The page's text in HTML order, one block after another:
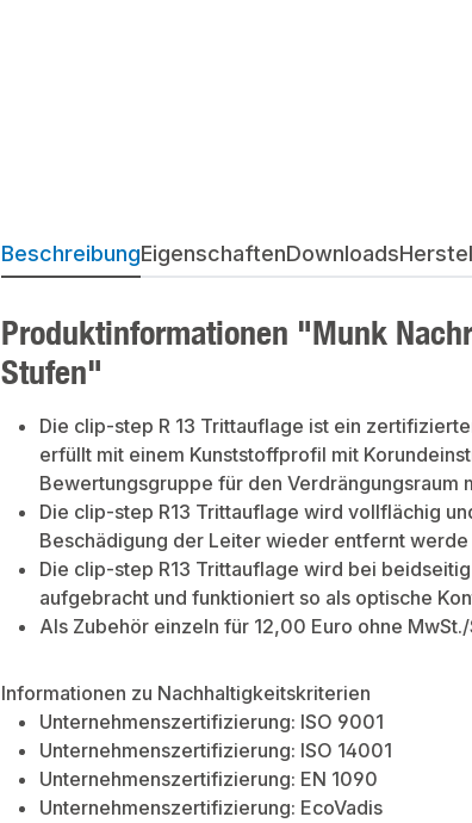
BeschreibungEigenschaftenDownloads
Produktinformationen "Munk
Stufen"
Die clip-step R 13 Trittauflage ist ein
erfüllt mit einem Kunststoffprofil mit
Bewertungsgruppe für den Verdrängungsraum
Die clip-step R13 Trittauflage wird vollflächig
Beschädigung der Leiter wieder entfernt werde
Die clip-step R13 Trittauflage wird bei
aufgebracht und funktioniert so als optische
Als Zubehör einzeln für 12,00 Euro ohne
Informationen zu Nachhaltigkeitskriterien
Unternehmenszertifizierung: ISO 9001
Unternehmenszertifizierung: ISO 14001
Unternehmenszertifizierung: EN 1090
Unternehmenszertifizierung: EcoVadis